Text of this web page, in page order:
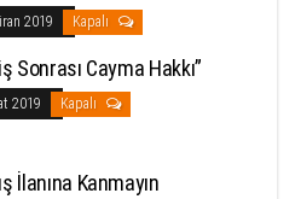
2019 Kapalı
Sonrası Cayma Hakkı”
2019 Kapalı
İlanına Kanmayın